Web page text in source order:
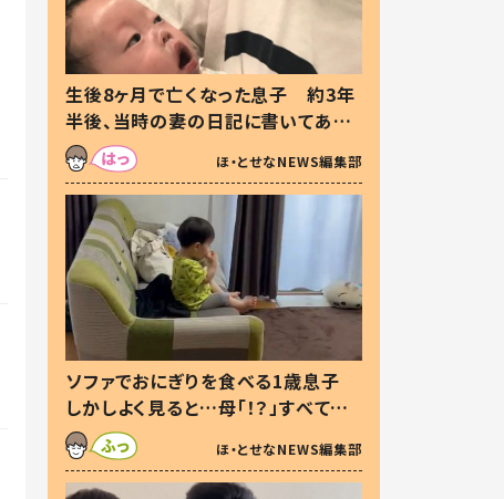
生後8ヶ月で亡くなった息子 約3年
半後、当時の妻の日記に書いてあっ
た本音とは
ほ・とせなNEWS編集部
ソファでおにぎりを食べる1歳息子
しかしよく見ると…母「！？」すべてを
察した母の投稿に「可愛いから許
す！」「現行犯〜」
ほ・とせなNEWS編集部